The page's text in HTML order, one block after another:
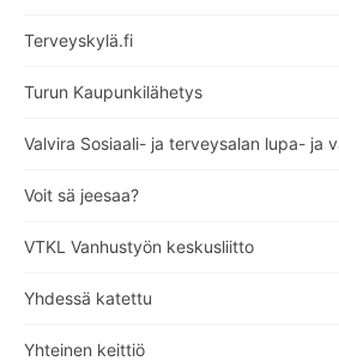
Terveyskylä.fi
Turun Kaupunkilähetys
Valvira Sosiaali- ja terveysalan lupa- ja
Voit sä jeesaa?
VTKL Vanhustyön keskusliitto
Yhdessä katettu
Yhteinen keittiö